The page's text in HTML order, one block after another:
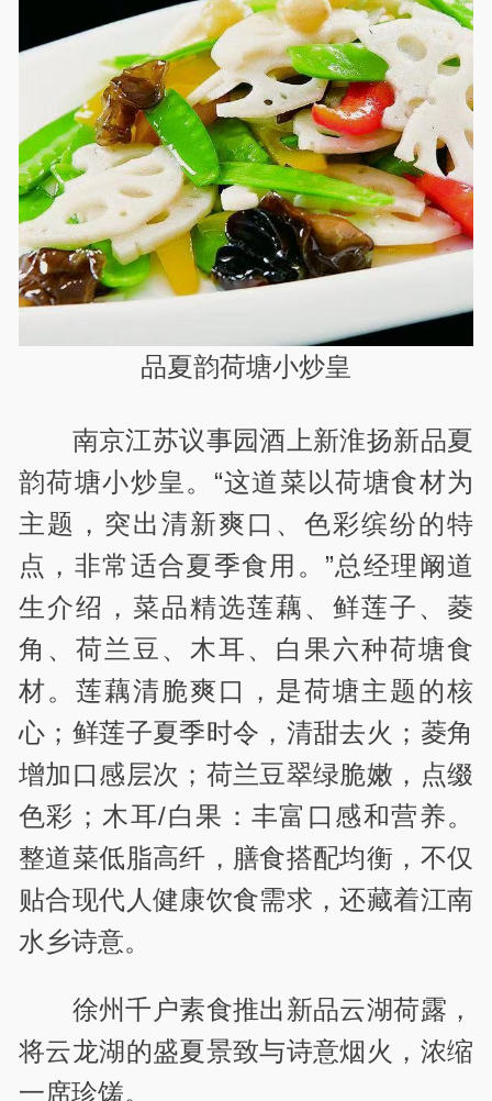
品夏韵荷塘小炒皇
南京江苏议事园酒上新淮扬新品夏
韵荷塘小炒皇。“这道菜以荷塘食材为
主题，突出清新爽口、色彩缤纷的特
点，非常适合夏季食用。”总经理阚道
生介绍，菜品精选莲藕、鲜莲子、菱
角、荷兰豆、木耳、白果六种荷塘食
材。莲藕清脆爽口，是荷塘主题的核
心；鲜莲子夏季时令，清甜去火；菱角
增加口感层次；荷兰豆翠绿脆嫩，点缀
色彩；木耳/白果：丰富口感和营养。
整道菜低脂高纤，膳食搭配均衡，不仅
贴合现代人健康饮食需求，还藏着江南
水乡诗意。
徐州千户素食推出新品云湖荷露，
将云龙湖的盛夏景致与诗意烟火，浓缩
一席珍馐。